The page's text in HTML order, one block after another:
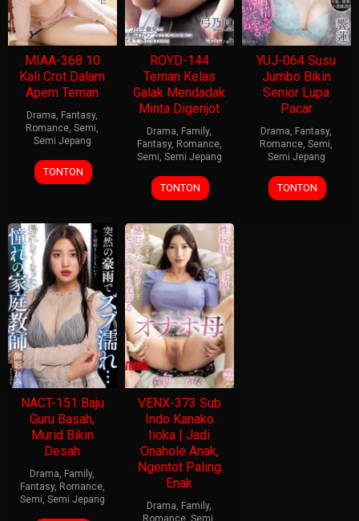
MIAA-368 10
Kali Crot Dalam
Apem Teman
Drama, Fantasy,
Romance,Semi,
Semi Jepang
TONTON
ROYD-144
Teman Kelas
Galak Mendadak
Minta Digenjot
Drama, Family,
Fantasy, Romance,
Semi, Semi Jepang
TONTON
YUJ-064 Susu
Jumbo Bikin
Senior Lupa
Pacar
Drama, Fantasy,
Romance,Semi,
Semi Jepang
TONTON
NACT-151 Baju
Guru Basah,
Murid Bikin
Desah
Drama, Family,
Fantasy, Romance,
Semi, Semi Jepang
VENX-373 Sub
Indo Kanako
Iioka | Jadi
Onahole Anak,
Ngentot Paling
Enak
Drama, Family,